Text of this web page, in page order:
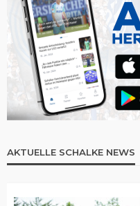
AKTUELLE SCHALKE NEWS